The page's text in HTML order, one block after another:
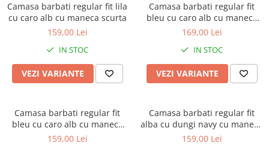
Camasa barbati regular fit lila
cu caro alb cu maneca scurta
159,00 Lei
IN STOC
VEZI VARIANTE
Camasa barbati regular fit
bleu cu caro alb cu maneca
scurta 2XL-3XL
169,00 Lei
IN STOC
VEZI VARIANTE
Camasa barbati regular fit
bleu cu caro alb cu maneca
scurta
159,00 Lei
Camasa barbati regular fit
alba cu dungi navy cu maneca
scurta
159,00 Lei